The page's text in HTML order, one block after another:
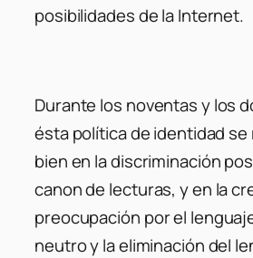
posibilidades de la Internet.
Durante los noventas y los
ésta política de identidad
bien en la discriminación
canon de lecturas, y en la
preocupación por el
neutro y la eliminación del